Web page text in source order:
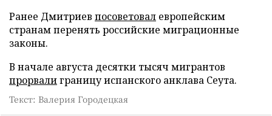
Ранее Дмитриев посоветовал европейским
странам перенять российские миграционные
законы.
В начале августа десятки тысяч мигрантов
прорвалиграницу испанского анклава Сеута.
Текст: Валерия Городецкая